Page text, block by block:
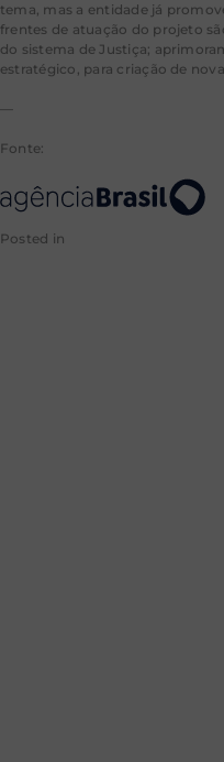
tema, mas a entidade já
frentes de atuação do projeto
do sistema de Justiça;
estratégico, para criação de
—
Fonte:
Posted in